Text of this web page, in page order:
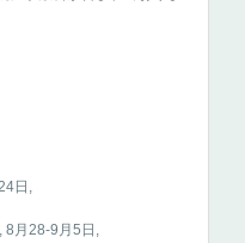
日,
8月28-9月5日,